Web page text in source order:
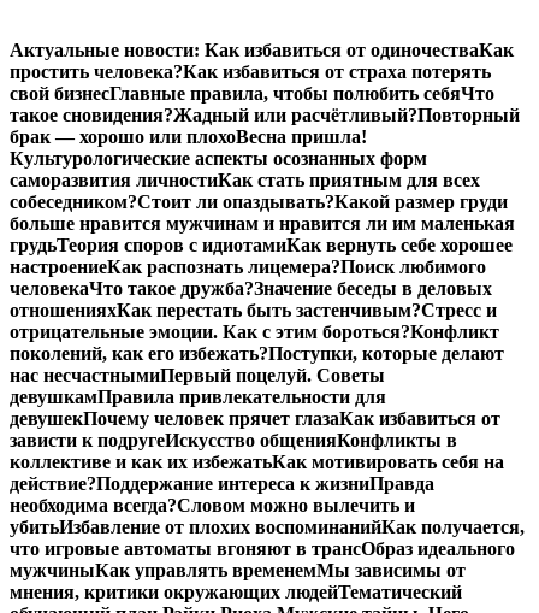
Перейти
к
содержимому
Актуальные новости: Как избавиться от одиночестваКак
простить человека?Как избавиться от страха потерять
свой бизнесГлавные правила, чтобы полюбить себяЧто
такое сновидения?Жадный или расчётливый?Повторный
брак — хорошо или плохоВесна пришла!
Культурологические аспекты осознанных форм
саморазвития личностиКак стать приятным для всех
собеседником?Стоит ли опаздывать?Какой размер груди
больше нравится мужчинам и нравится ли им маленькая
грудьТеория споров с идиотамиКак вернуть себе хорошее
настроениеКак распознать лицемера?Поиск любимого
человекаЧто такое дружба?Значение беседы в деловых
отношенияхКак перестать быть застенчивым?Стресс и
отрицательные эмоции. Как с этим бороться?Конфликт
поколений, как его избежать?Поступки, которые делают
нас несчастнымиПервый поцелуй. Советы
девушкамПравила привлекательности для
девушекПочему человек прячет глазаКак избавиться от
зависти к подругеИскусство общенияКонфликты в
коллективе и как их избежатьКак мотивировать себя на
действие?Поддержание интереса к жизниПравда
необходима всегда?Словом можно вылечить и
убитьИзбавление от плохих воспоминанийКак получается,
что игровые автоматы вгоняют в трансОбраз идеального
мужчиныКак управлять временемМы зависимы от
мнения, критики окружающих людейТематический